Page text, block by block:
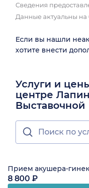
Сведения
Данные актуальны на
Если вы нашли
хотите внести
Услуги и
центре
Выставочной
Прием акушера-
8 800 ₽